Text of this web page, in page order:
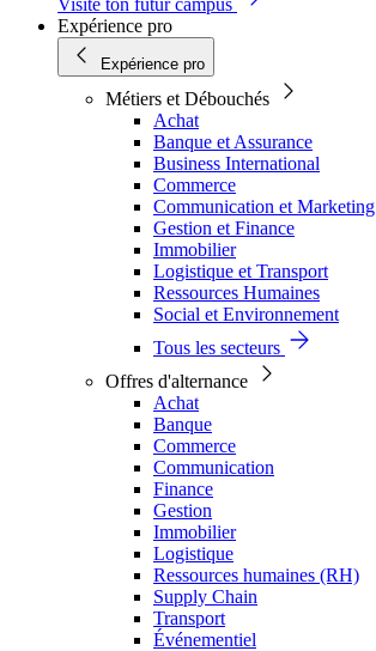
Visite ton futur campus
Expérience pro
Expérience pro
Métiers et Débouchés
Achat
Banque et Assurance
Business International
Commerce
Communication et Marketing
Gestion et Finance
Immobilier
Logistique et Transport
Ressources Humaines
Social et Environnement
Tous les secteurs
Offres d'alternance
Achat
Banque
Commerce
Communication
Finance
Gestion
Immobilier
Logistique
Ressources humaines (RH)
Supply Chain
Transport
Événementiel